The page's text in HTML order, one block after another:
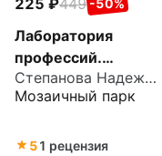
-50%
Лаборатория
профессий.
Развивающая
тетрадь с
Образование,
Степанова Надежда Валериановна
Мозаичный парк
51 рецензия